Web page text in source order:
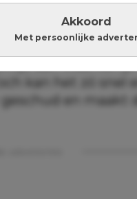
Akkoord
Met persoonlijke
mijn eigen dorp.
alleen. Mijn
opgevoed met
aan waarvan
kan het zó snel
en maakt